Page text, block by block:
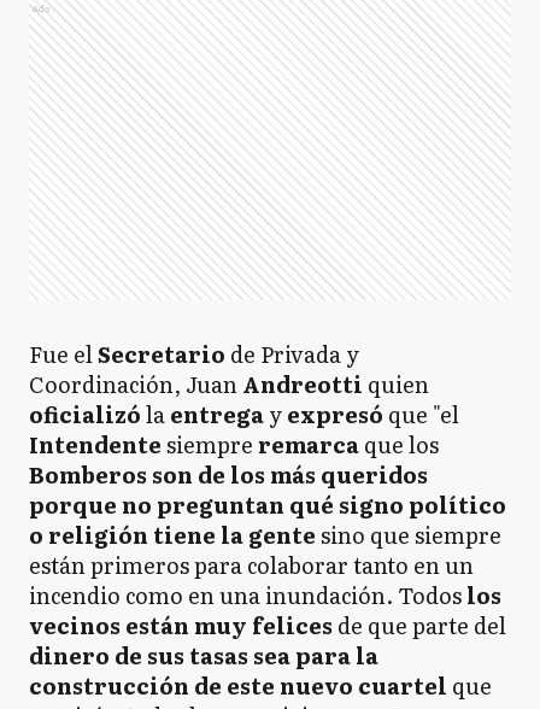
Ads
Fue elSecretario de Privada y
Coordinación, JuanAndreotti quien
oficializólaentregayexpresó que "el
Intendentesiempre remarcaque los
Bomberos son de los más queridos
porque no preguntan qué signo político
o religión tiene la gentesino que siempre
están primeros para colaborar tanto en un
incendio como en una inundación. Todoslos
vecinos están muy felices de que parte del
dinero de sus tasas sea para la
construcción de este nuevo cuartel que